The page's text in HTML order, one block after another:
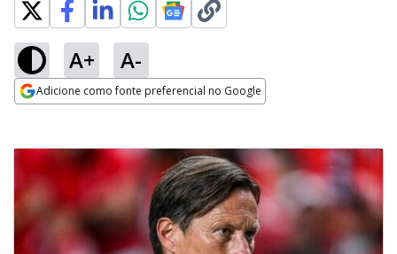
A+ A-
Adicione como fonte preferencial no Google